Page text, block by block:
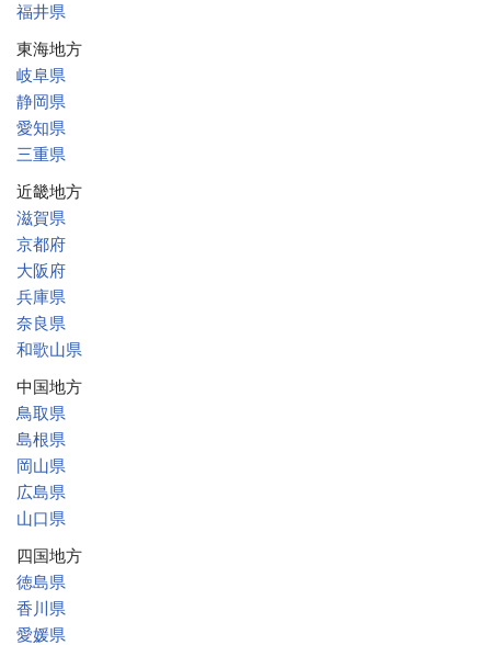
福井県
東海地方
岐阜県
静岡県
愛知県
三重県
近畿地方
滋賀県
京都府
大阪府
兵庫県
奈良県
和歌山県
中国地方
鳥取県
島根県
岡山県
広島県
山口県
四国地方
徳島県
香川県
愛媛県